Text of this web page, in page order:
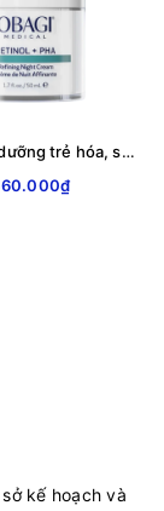
f413 - Kem dưỡng trẻ hóa, sáng da ban đêm Obagi Retinol + PHA Refining Night Cream 50ml
kế hoạch và